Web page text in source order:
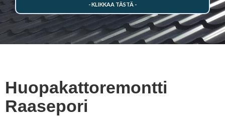
Huopakattoremontti
Raasepori